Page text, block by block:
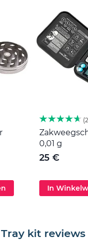
2
0,01 g
25 €
In
kit reviews